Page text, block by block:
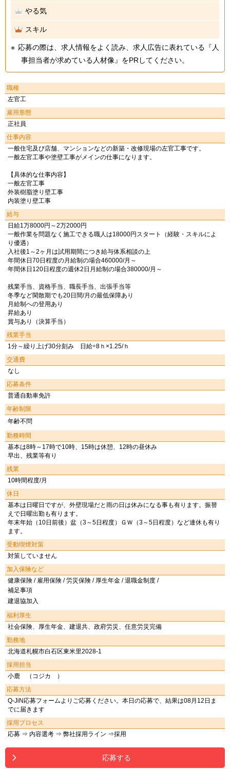
やる気
スキル
応募の際は、求人情報をよく読み、求人広告に表れている『人
事担当者が求めている人材像』をPRしてください。
職種
左官工
雇用形態
正社員
仕事内容
一般住宅及び店舗、マンションなどの新築・改修現場の左官工事です。
一般左官工事や塗壁工事がメインの仕事になります。
【具体的な仕事内容】
一般左官工事
外装樹脂塗り壁工事
内装塗り壁工事
給与
日給1万8000円～2万2000円
一般作業を問題なく施工できる職人は18000円スタート（経験・スキルによ
り優遇）
入社後1～2ヶ月は試用期間につき給与体系相談の上
年間休日70日程度の月給制の場合460000/月～
年間休日120日程度の週休2日月給制の場合380000/月～
残業手当、資格手当、職長手当、出張手当等
冬季など閑散期でも20日間/月の最低保障あり
月給制への登用あり
昇給あり
賞与あり（決算手当）
残業手当
1分～繰り上げ30分刻み 日給÷8ｈ×1.25/ｈ
交通費
なし
応募条件
普通自動車免許
年齢制限
年齢不問
勤務時間
基本は8時～17時で10時、15時は休憩、12時の昼休み
早出、残業等有り
残業
10時間程度/月
休日
基本は日曜日ですが、外壁現場だと雨の日は休みになる事も有ります。振替
えで日曜出勤も有ります。
年末年始（10日前後）盆（3～5日程度）ＧＷ（3～5日程度）など連休も有り
ます。
受動喫煙対策
対策していません
加入保険など
健康保険 / 雇用保険 / 労災保険 / 厚生年金 / 退職金制度 /
補足事項
建退協加入
福利厚生
社会保険、厚生年金、建退共、政府労災、任意労災完備
勤務地
北海道札幌市白石区東米里2028-1
採用担当
小鹿 （コジカ ）
応募方法
Q-JiN応募フォームよりご応募ください。本日の応募で、結果は08月12日ま
でに届きます
採用プロセス
応募 ⇒ 内容選考 ⇒ 弊社採用ライン ⇒採用
応募する